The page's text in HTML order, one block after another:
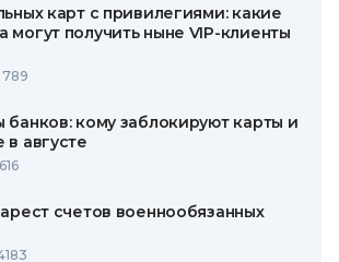
карт с привилегиями: какие
могут получить ныне VIP-клиенты
789
кому заблокируют карты и
августе
счетов военнообязанных